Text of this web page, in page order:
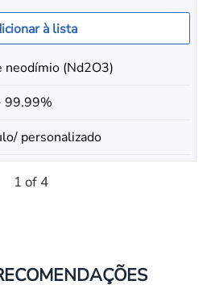
à lista
neodímio (Nd2O3)
99.99%
personalizado
1 of 4